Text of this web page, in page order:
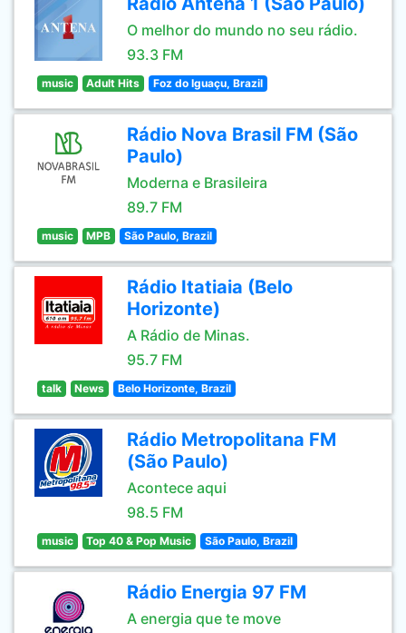
O melhor do mundo no seu rádio.
93.3 FM
music Adult Hits Foz do Iguaçu, Brazil
Rádio Nova Brasil FM (São
Paulo)
Moderna e Brasileira
89.7 FM
music MPB São Paulo, Brazil
Rádio Itatiaia (Belo
Horizonte)
A Rádio de Minas.
95.7 FM
talk News Belo Horizonte, Brazil
Rádio Metropolitana FM
(São Paulo)
Acontece aqui
98.5 FM
music Top 40 & Pop Music São Paulo, Brazil
Rádio Energia 97 FM
A energia que te move